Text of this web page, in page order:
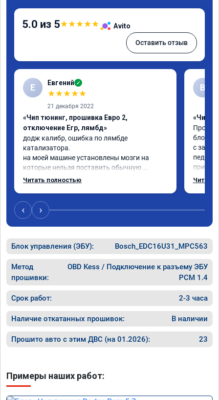
5.0 из 5★★★★★ Avito
Оставить отзыв
Е Евгений ✓
★★★★★
21 декабря 2022
«Чип тюнинг, прошивка Евро 2,
отключение Егр, лямбд»
додж калибр, ошибка по лямбде
катализатора.
на моей машине установлены мозги на
которые нельзя поставить обычную
прошивку под евро 2.
который изменил код, далее Даниил за 30
сек залил его в мозги.
проехал уже 100 км ошибка не появилась,
хотя раньше после сброса ошибке
выскакивал ошибка через 20км.
работой доволен.
Читать полностью
В
«Чип
с
педаль
всего
в
за 60,
он
По
Читать
‹ ›
Блок управления (ЭБУ): Bosch_EDC16U31_MPC563
Метод
прошивки:
OBD Kess / Подключение к разъему ЭБУ
PCM 1.4
Срок работ: 2-3 часа
Наличие откатанных прошивок: В наличии
Прошито авто с этим ДВС (на 01.2026): 23
Примеры наших работ: